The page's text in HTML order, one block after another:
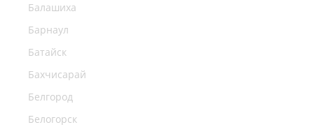
Балашиха
Барнаул
Батайск
Бахчисарай
Белгород
Белогорск